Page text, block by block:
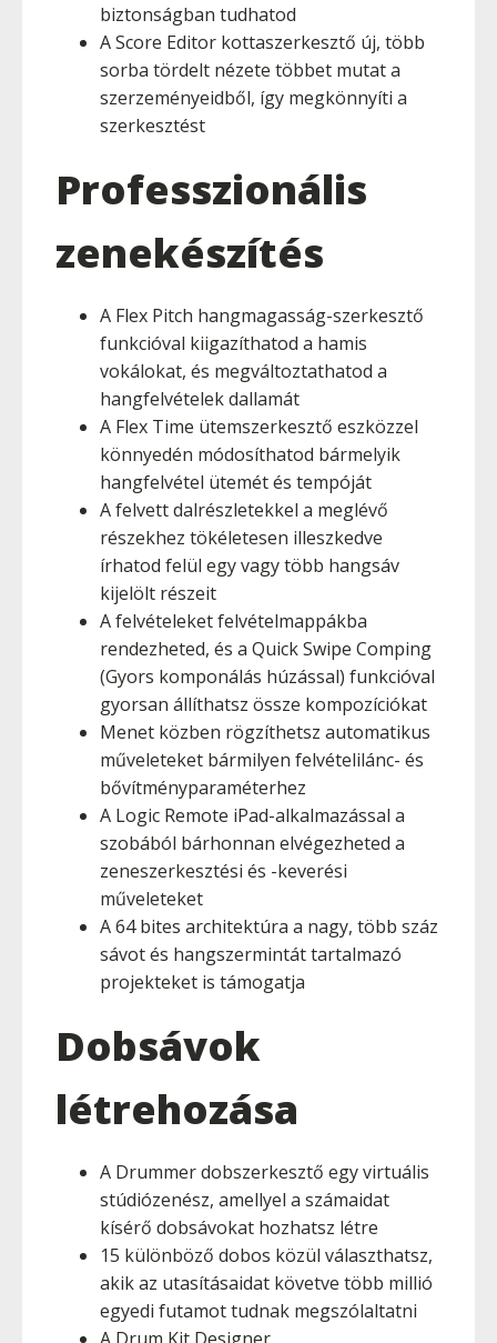
biztonságban tudhatod
A Score Editor kottaszerkesztő új, több
sorba tördelt nézete többet mutat a
szerzeményeidből, így megkönnyíti a
szerkesztést
Professzionális
zenekészítés
A Flex Pitch hangmagasság-szerkesztő
funkcióval kiigazíthatod a hamis
vokálokat, és megváltoztathatod a
hangfelvételek dallamát
A Flex Time ütemszerkesztő eszközzel
könnyedén módosíthatod bármelyik
hangfelvétel ütemét és tempóját
A felvett dalrészletekkel a meglévő
részekhez tökéletesen illeszkedve
írhatod felül egy vagy több hangsáv
kijelölt részeit
A felvételeket felvételmappákba
rendezheted, és a Quick Swipe Comping
(Gyors komponálás húzással) funkcióval
gyorsan állíthatsz össze kompozíciókat
Menet közben rögzíthetsz automatikus
műveleteket bármilyen felvételilánc- és
bővítményparaméterhez
A Logic Remote iPad-alkalmazással a
szobából bárhonnan elvégezheted a
zeneszerkesztési és -keverési
műveleteket
A 64 bites architektúra a nagy, több száz
sávot és hangszermintát tartalmazó
projekteket is támogatja
Dobsávok
létrehozása
A Drummer dobszerkesztő egy virtuális
stúdiózenész, amellyel a számaidat
kísérő dobsávokat hozhatsz létre
15 különböző dobos közül választhatsz,
akik az utasításaidat követve több millió
egyedi futamot tudnak megszólaltatni